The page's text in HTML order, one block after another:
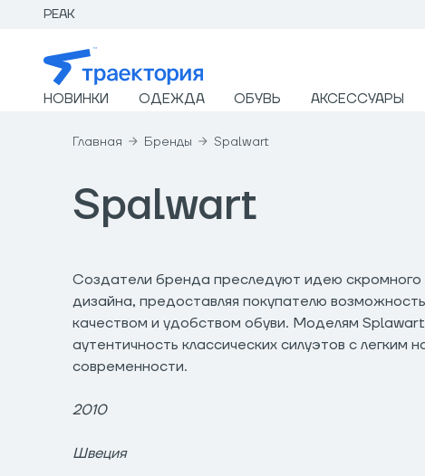
PEAK
НОВИНКИ ОДЕЖДА ОБУВЬ АКСЕССУАРЫ
Главная Бренды Spalwart
Spalwart
Создатели бренда преследуют идею скромного
дизайна, предоставляя покупателю
качеством и удобством обуви. Моделям
аутентичность классических силуэтов с легким
современности.
2010
Швеция